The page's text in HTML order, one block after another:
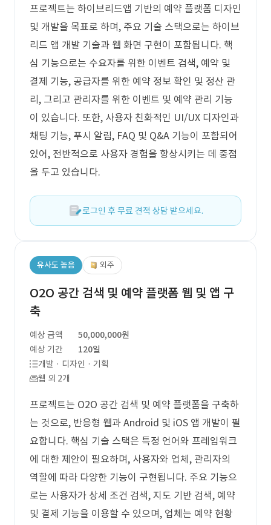
프로젝트는 하이브리드앱 기반의 예약 플랫폼 디자인
및 개발을 목표로 하며, 주요 기술 스택으로는 하이브
리드 앱 개발 기술과 웹 화면 구현이 포함됩니다. 핵
심 기능으로는 수요자를 위한 이벤트 검색, 예약 및
결제 기능, 공급자를 위한 예약 정보 확인 및 정산 관
리, 그리고 관리자를 위한 이벤트 및 예약 관리 기능
이 있습니다. 또한, 사용자 친화적인 UI/UX 디자인과
채팅 기능, 푸시 알림, FAQ 및 Q&A 기능이 포함되어
있어, 전반적으로 사용자 경험을 향상시키는 데 중점
을 두고 있습니다.
로그인 후 무료 견적 상담 받으세요.
유사도 높음 외주
O2O 공간 검색 및 예약 플랫폼 웹 및 앱 구
축
예상 금액
50,000,000원
예상 기간
120일
개발 · 디자인 · 기획
웹 외 2개
프로젝트는 O2O 공간 검색 및 예약 플랫폼을 구축하
는 것으로, 반응형 웹과 Android 및 iOS 앱 개발이 필
요합니다. 핵심 기술 스택은 특정 언어와 프레임워크
에 대한 제안이 필요하며, 사용자와 업체, 관리자의
역할에 따라 다양한 기능이 구현됩니다. 주요 기능으
로는 사용자가 상세 조건 검색, 지도 기반 검색, 예약
및 결제 기능을 이용할 수 있으며, 업체는 예약 현황